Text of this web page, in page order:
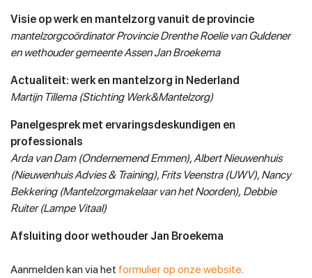
Visie op werk en mantelzorg vanuit de provincie
mantelzorgcoördinator Provincie Drenthe Roelie van Guldener
en wethouder gemeente Assen Jan Broekema
Actualiteit: werk en mantelzorg in Nederland
Martijn Tillema (Stichting Werk&Mantelzorg)
Panelgesprek met ervaringsdeskundigen en
professionals
Arda van Dam (Ondernemend Emmen), Albert Nieuwenhuis
(Nieuwenhuis Advies & Training), Frits Veenstra (UWV), Nancy
Bekkering (Mantelzorgmakelaar van het Noorden), Debbie
Ruiter (Lampe Vitaal)
Afsluiting door wethouder Jan Broekema
Aanmelden kan via het formulier op onze website.